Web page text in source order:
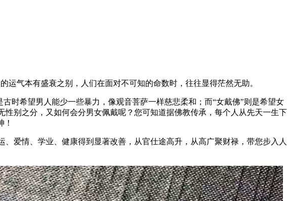
气本有盛衰之别，人们在面对不可知的命数时，往往显得茫然无助。
时希望男人能少一些暴力，像观音菩萨一样慈悲柔和；而“女戴佛”则是希望女
别之分，又如何会分男女佩戴呢？您可知道据佛教传承，每个人从先天一生下
爱情、学业、健康得到显著改善，从官仕途高升，从高广聚财禄，带您步入人